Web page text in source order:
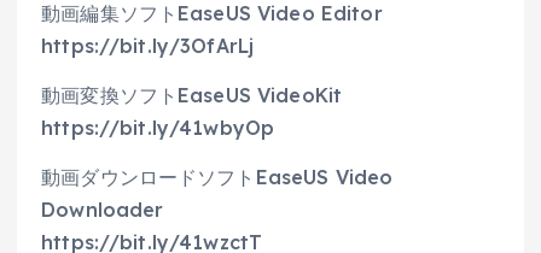
動画編集ソフトEaseUS Video Editor
https://bit.ly/3OfArLj
動画変換ソフトEaseUS VideoKit
https://bit.ly/41wbyOp
動画ダウンロードソフトEaseUS Video
Downloader
https://bit.ly/41wzctT